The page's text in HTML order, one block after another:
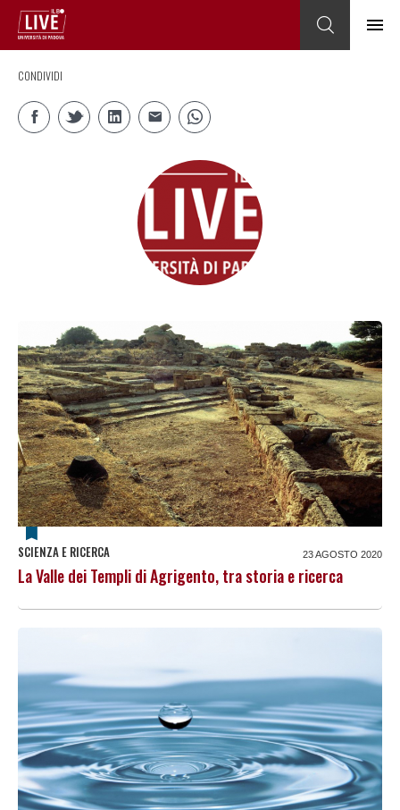
CONDIVIDI
SCIENZA E RICERCA 23 AGOSTO 2020
La Valle dei Templi di Agrigento, tra storia e ricerca